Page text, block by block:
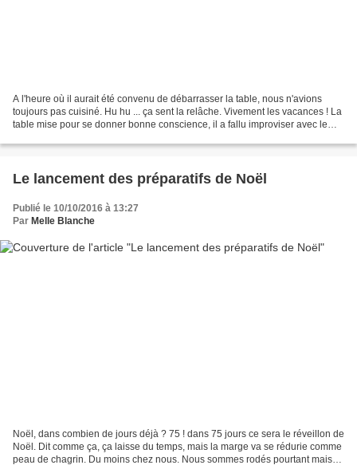
A l'heure où il aurait été convenu de débarrasser la table, nous n'avions
toujours pas cuisiné. Hu hu ... ça sent la relâche. Vivement les vacances ! La
table mise pour se donner bonne conscience, il a fallu improviser avec le
Le lancement des préparatifs de Noël
Publié le 10/10/2016 à 13:27
Par Melle Blanche
Noël, dans combien de jours déjà ? 75 ! dans 75 jours ce sera le réveillon de
Noël. Dit comme ça, ça laisse du temps, mais la marge va se rédurie comme
peau de chagrin. Du moins chez nous. Nous sommes rodés pourtant mais